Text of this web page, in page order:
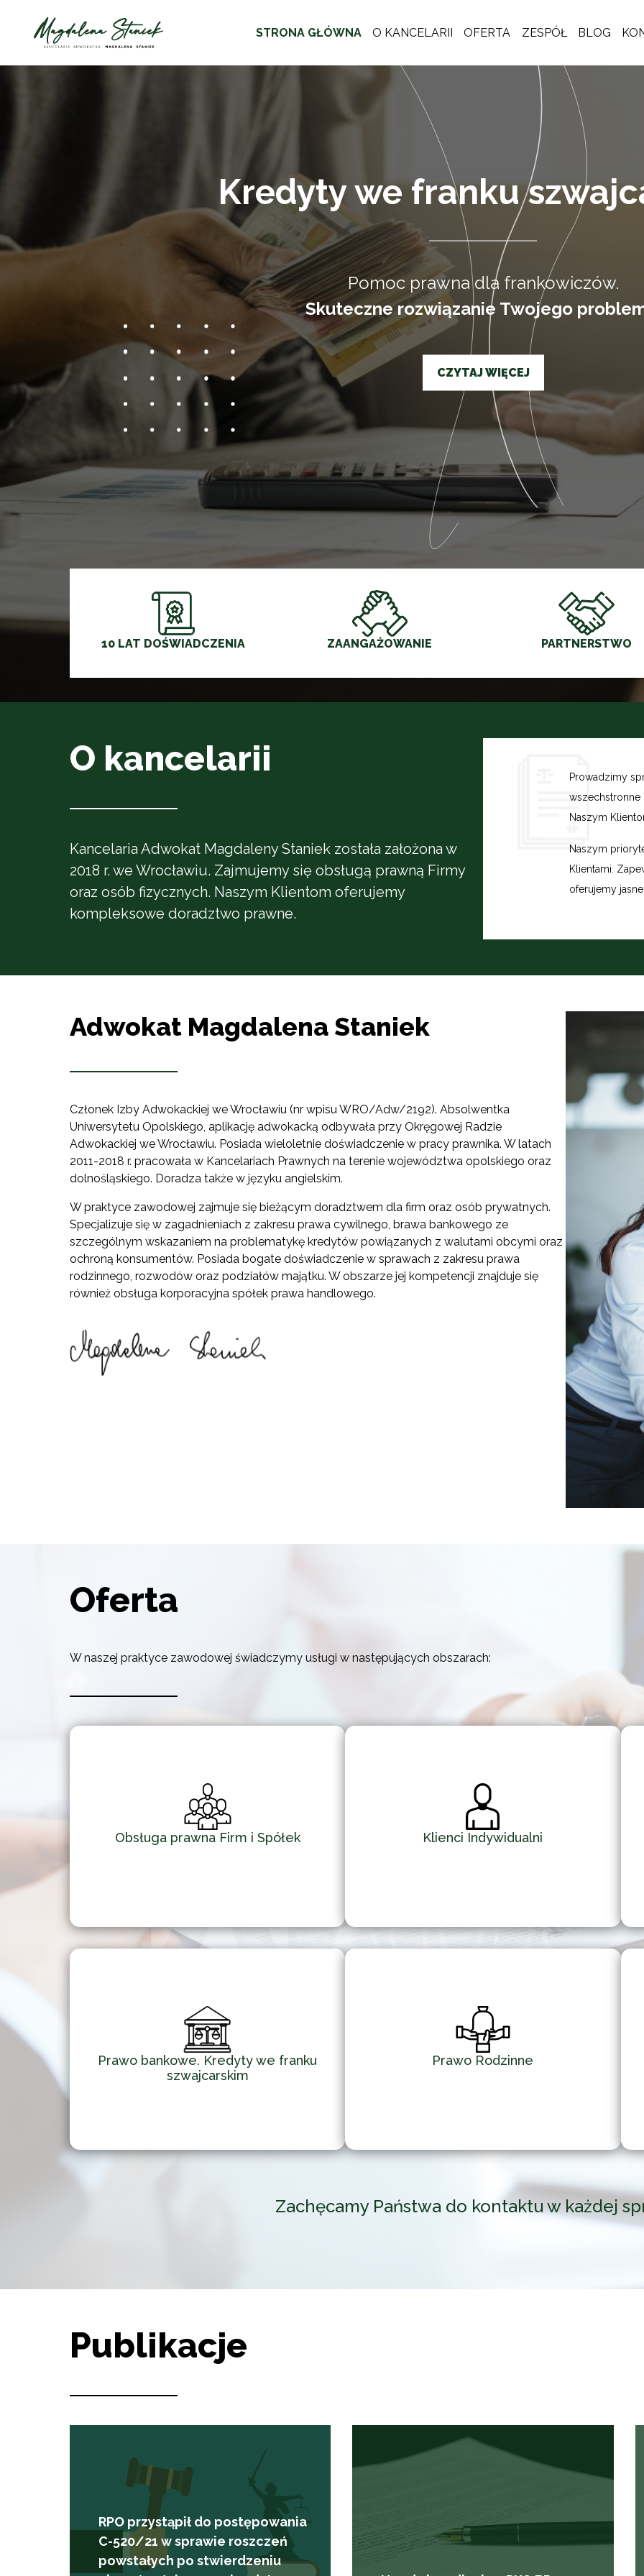
STRONA GŁÓWNA O KANCELARII OFERTA ZESPÓŁ BLOG
Kredyty we franku
Pomoc prawna dla frankowiczów.
Skuteczne rozwiązanie Twojego
CZYTAJ WIĘCEJ
10 LAT DOŚWIADCZENIA ZAANGAŻOWANIE PARTNERSTWO
O kancelarii
Kancelaria Adwokat Magdaleny Staniek została założona w
2018 r. we Wrocławiu. Zajmujemy się obsługą prawną Firmy
oraz osób fizycznych. Naszym Klientom oferujemy
kompleksowe doradztwo prawne.
Prowadzimy
wszechstronne
Naszym
Naszym
Klientami.
oferujemy
Adwokat Magdalena Staniek
Członek Izby Adwokackiej we Wrocławiu (nr wpisu WRO/Adw/2192). Absolwentka
Uniwersytetu Opolskiego, aplikację adwokacką odbywała przy Okręgowej Radzie
Adwokackiej we Wrocławiu. Posiada wieloletnie doświadczenie w pracy prawnika. W latach
2011-2018 r. pracowała w Kancelariach Prawnych na terenie województwa opolskiego oraz
dolnośląskiego. Doradza także w języku angielskim.
W praktyce zawodowej zajmuje się bieżącym doradztwem dla firm oraz osób prywatnych.
Specjalizuje się w zagadnieniach z zakresu prawa cywilnego, brawa bankowego ze
szczególnym wskazaniem na problematykę kredytów powiązanych z walutami obcymi oraz
ochroną konsumentów. Posiada bogate doświadczenie w sprawach z zakresu prawa
rodzinnego, rozwodów oraz podziałów majątku. W obszarze jej kompetencji znajduje się
również obsługa korporacyjna spółek prawa handlowego.
Oferta
W naszej praktyce zawodowej świadczymy usługi w następujących obszarach:
Obsługa prawna Firm i Spółek Klienci Indywidualni
Prawo bankowe. Kredyty we franku
szwajcarskim
Prawo Rodzinne
Zachęcamy Państwa do kontaktu w każdej
Publikacje
RPO przystąpił do postępowania
C-520/21 w sprawie roszczeń
powstałych po stwierdzeniu